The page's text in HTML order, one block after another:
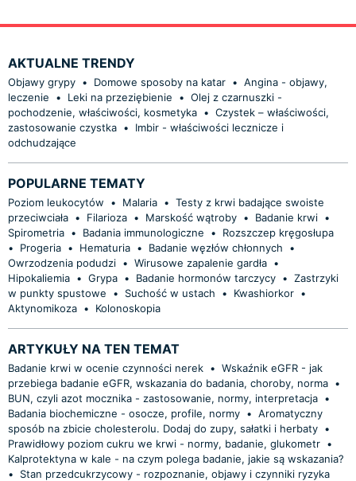
AKTUALNE TRENDY
Objawy grypy • Domowe sposoby na katar • Angina - objawy,
leczenie
• Leki na przeziębienie • Olej z czarnuszki -
pochodzenie, właściwości, kosmetyka • Czystek – właściwości,
zastosowanie czystka •
Imbir - właściwości lecznicze i
odchudzające
POPULARNE TEMATY
Poziom leukocytów • Malaria • Testy z krwi badające swoiste
przeciwciała • Filarioza • Marskość wątroby • Badanie krwi •
Spirometria • Badania immunologiczne •
Rozszczep kręgosłupa
•
Progeria • Hematuria • Badanie węzłów chłonnych
•
Owrzodzenia podudzi • Wirusowe zapalenie gardła •
Hipokaliemia • Grypa • Badanie hormonów tarczycy • Zastrzyki
w punkty spustowe
• Suchość w ustach • Kwashiorkor •
Aktynomikoza • Kolonoskopia
ARTYKUŁY NA TEN TEMAT
Badanie krwi w ocenie czynności nerek • Wskaźnik eGFR - jak
przebiega badanie eGFR, wskazania do badania, choroby, norma •
BUN, czyli azot mocznika - zastosowanie, normy, interpretacja •
Badania biochemiczne - osocze, profile, normy • Aromatyczny
sposób na zbicie cholesterolu. Dodaj do zupy, sałatki i herbaty •
Prawidłowy poziom cukru we krwi - normy, badanie, glukometr •
Kalprotektyna w kale - na czym polega badanie, jakie są wskazania?
•
Stan przedcukrzycowy - rozpoznanie, objawy i czynniki ryzyka